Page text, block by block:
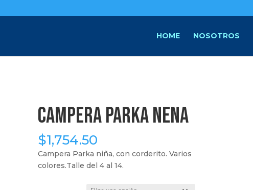
HOME NOSOTROS
Campera Parka Nena
$1,754.50
Campera Parka niña, con corderito. Varios
colores.Talle del 4 al 14.